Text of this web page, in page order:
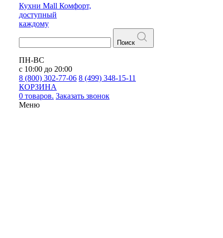
Кухни Mall Комфорт,
доступный
каждому
Поиск
ПН-ВС
с 10:00 до 20:00
8 (800) 302-77-06 8 (499) 348-15-11
КОРЗИНА
0 товаров. Заказать звонок
Меню